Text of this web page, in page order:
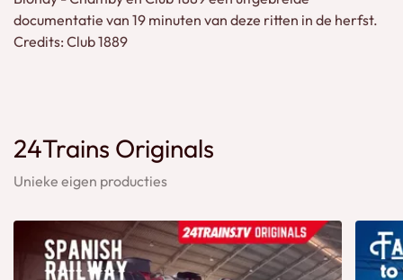
documentatie van 19 minuten van deze ritten in de herfst.
Credits: Club 1889
24Trains Originals
Unieke eigen producties